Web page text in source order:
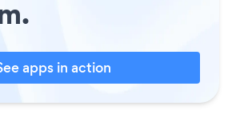
apps in action